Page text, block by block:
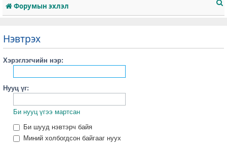
Форумын эхлэл
Нэвтрэх
Хэрэглэгчийн нэр:
Нууц үг:
Би нууц үгээ мартсан
Би шууд нэвтэрч байя
Миний холбогдсон байгааг нуух